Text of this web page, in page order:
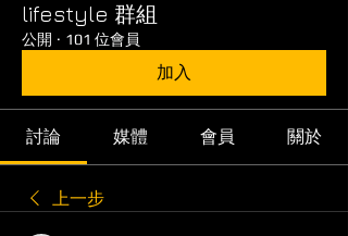
lifestyle 群組
公開 · 101 位會員
加入
討論 媒體 會員 關於
上一步